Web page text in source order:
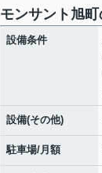
モンサント旭
設備条件
設備(その他)
駐車場/月額